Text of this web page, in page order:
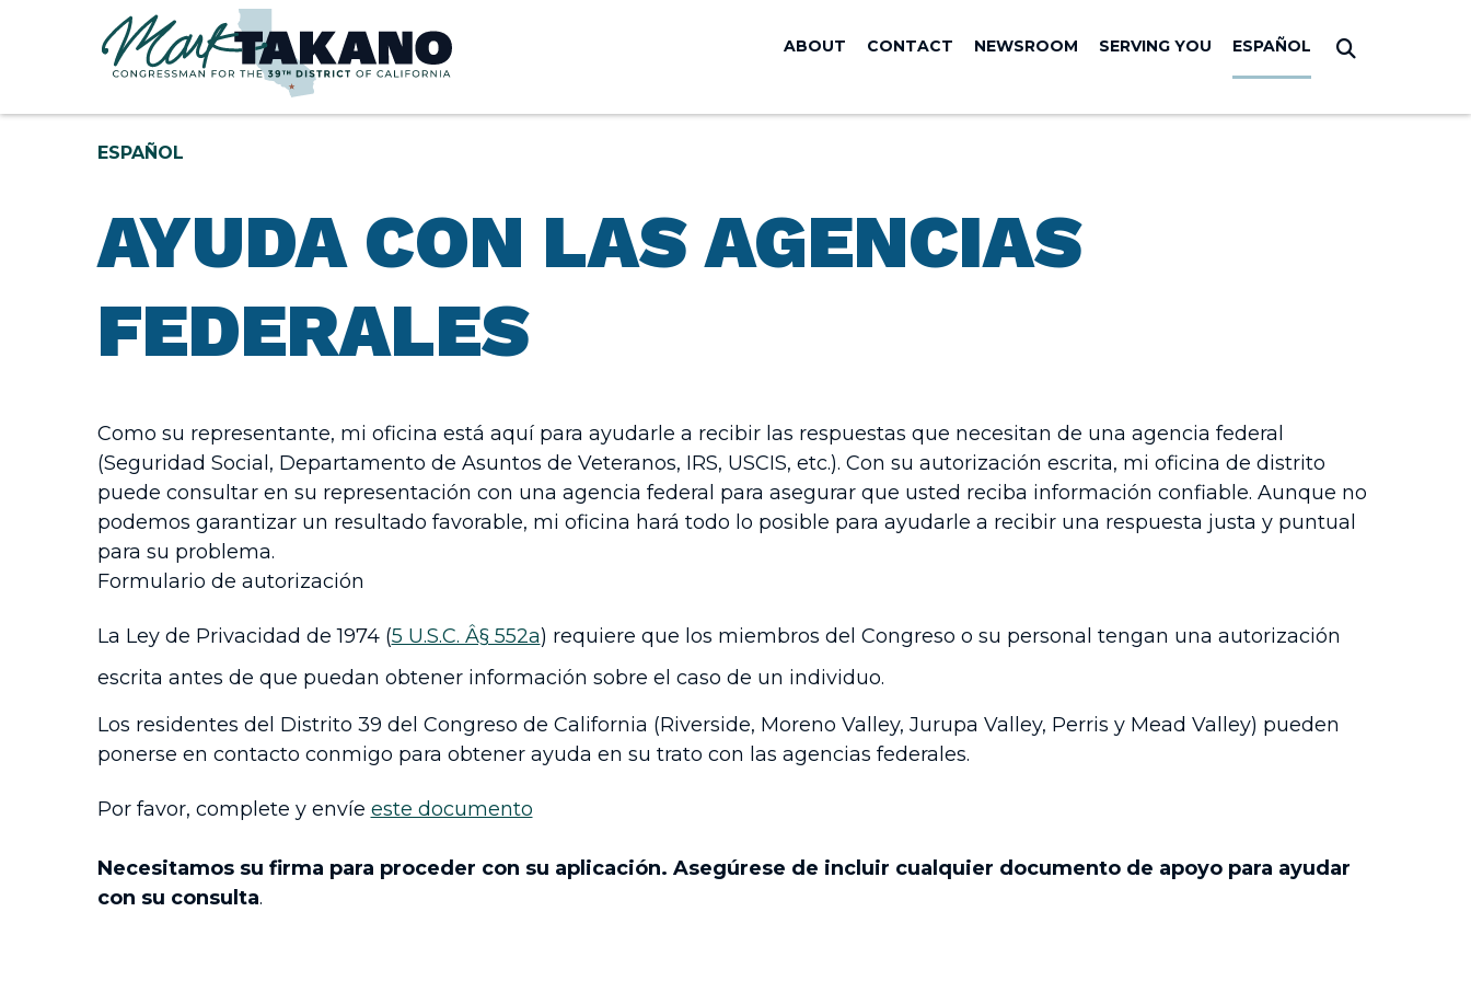
Skip to content
ABOUT CONTACT NEWSROOM SERVING YOU ESPAÑOL
ESPAÑOL
AYUDA CON LAS AGENCIAS
FEDERALES
Como su representante, mi oficina está aquí para ayudarle a recibir las respuestas que necesitan de una agencia federal
(Seguridad Social, Departamento de Asuntos de Veteranos, IRS, USCIS, etc.). Con su autorización escrita, mi oficina de distrito
puede consultar en su representación con una agencia federal para asegurar que usted reciba información confiable. Aunque no
podemos garantizar un resultado favorable, mi oficina hará todo lo posible para ayudarle a recibir una respuesta justa y puntual
para su problema.
Formulario de autorización
La Ley de Privacidad de 1974 (5 U.S.C. Â§ 552a) requiere que los miembros del Congreso o su personal tengan una autorización
escrita antes de que puedan obtener información sobre el caso de un individuo.
Los residentes del Distrito 39 del Congreso de California (Riverside, Moreno Valley, Jurupa Valley, Perris y Mead Valley) pueden
ponerse en contacto conmigo para obtener ayuda en su trato con las agencias federales.
Por favor, complete y envíe este documento
Necesitamos su firma para proceder con su aplicación. Asegúrese de incluir cualquier documento de apoyo para ayudar
con su consulta.